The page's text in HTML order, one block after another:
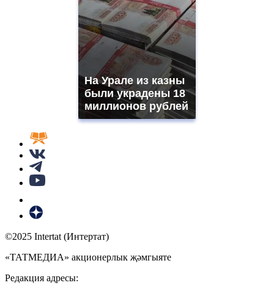
На Урале из казны
были украдены 18
миллионов рублей
©2025 Intertat (Интертат)
«ТАТМЕДИА» акционерлык җәмгыяте
Редакция адресы: